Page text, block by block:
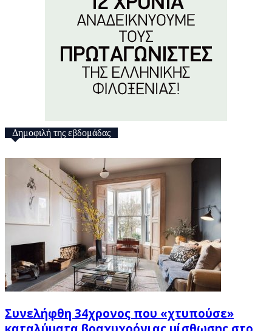
Δημοφιλή της εβδομάδας
Συνελήφθη 34χρονος που «χτυπούσε»